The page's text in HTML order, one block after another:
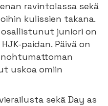
ravintolassa sekä
kulissien takana.
juniori on
paidan. Päivä on
uskoa omiin
sekä Day as